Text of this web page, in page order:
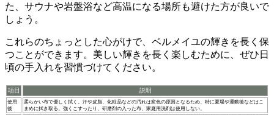
た、サウナや岩盤浴など高温になる場所も避けた方が良いで
しょう。
これらのちょっとした心がけで、ベルメイユの輝きを長く保
つことができます。美しい輝きを長く楽しむために、ぜひ日
頃の手入れを習慣づけてください。
項目 説明
使用
後
柔らかい布で優しく拭く。汗や皮脂、化粧品などの汚れは変色の原因となるため、特に夏場や運動後などはこ
まめに拭き取る。強くこすったり、研磨剤の入った布、家庭用洗剤は使用しない。